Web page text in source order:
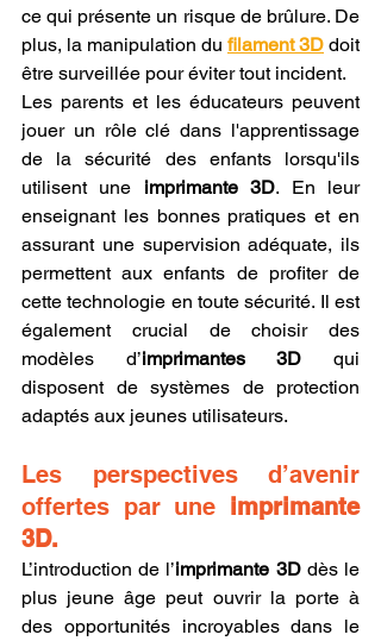
ce qui présente un risque de brûlure. De
plus, la manipulation du filament 3D doit
être surveillée pour éviter tout incident.
Les parents et les éducateurs peuvent
jouer un rôle clé dans l'apprentissage
de la sécurité des enfants lorsqu'ils
utilisent une imprimante 3D. En leur
enseignant les bonnes pratiques et en
assurant une supervision adéquate, ils
permettent aux enfants de profiter de
cette technologie en toute sécurité. Il est
également crucial de choisir des
modèles d’imprimantes 3D qui
disposent de systèmes de protection
adaptés aux jeunes utilisateurs.
Les perspectives d’avenir
offertes par une imprimante
3D.
L’introduction de l’imprimante 3D dès le
plus jeune âge peut ouvrir la porte à
des opportunités incroyables dans le